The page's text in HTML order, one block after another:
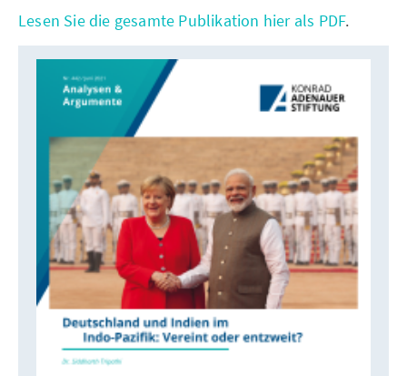
Lesen Sie die gesamte Publikation hier als PDF.